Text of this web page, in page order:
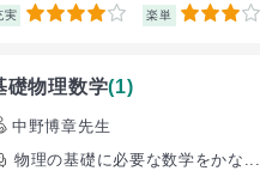
実 4 楽単 3
礎物理数学(1)
中野博章先生
物理の基礎に必要な数学をかな...